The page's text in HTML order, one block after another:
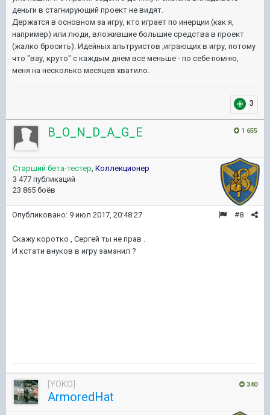
деньги в стагнирующий проект не видят.
Держатся в основном за игру, кто играет по инерции (как я,
например) или люди, вложившие большие средства в проект
(жалко бросить). Идейных альтруистов ,играющих в игру, потому
что "вау, круто" с каждым днем все меньше - по себе помню,
меня на несколько месяцев хватило.
3
1 655
B_O_N_D_A_G_E
Старший бета-тестер Коллекционер
3 477 публикаций
23 865 боёв
#8
Опубликовано: 9 июл 2017, 20:48:27
Скажу коротко , Сергей ты не прав .
И кстати внуков в игру заманил ?
340
[YOKO]
ArmoredHat